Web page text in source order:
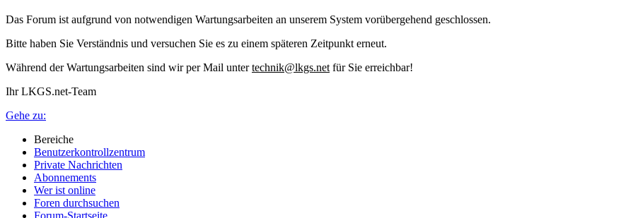
Das Forum ist aufgrund von notwendigen Wartungsarbeiten an unserem System vorübergehend geschlossen.
Bitte haben Sie Verständnis und versuchen Sie es zu einem späteren Zeitpunkt erneut.
Während der Wartungsarbeiten sind wir per Mail untertechnik@lkgs.netfür Sie erreichbar!
Ihr LKGS.net-Team
Gehe zu:
Bereiche
Benutzerkontrollzentrum
Private Nachrichten
Abonnements
Wer ist online
Foren durchsuchen